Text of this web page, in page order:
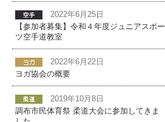
2022年6月25日
【参加者募集】令和４年度ジュニアスポー
ツ空手道教室
2022年6月22日
ヨガ協会の概要
2019年10月8日
調布市民体育祭 柔道大会に参加してきま